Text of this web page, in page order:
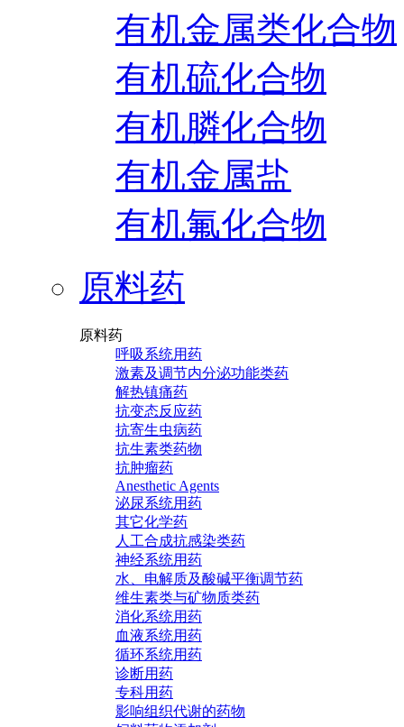
有机金属类化合物
有机硫化合物
有机膦化合物
有机金属盐
有机氟化合物
原料药
原料药
呼吸系统用药
激素及调节内分泌功能类药
解热镇痛药
抗变态反应药
抗寄生虫病药
抗生素类药物
抗肿瘤药
Anesthetic Agents
泌尿系统用药
其它化学药
人工合成抗感染类药
神经系统用药
水、电解质及酸碱平衡调节药
维生素类与矿物质类药
消化系统用药
血液系统用药
循环系统用药
诊断用药
专科用药
影响组织代谢的药物